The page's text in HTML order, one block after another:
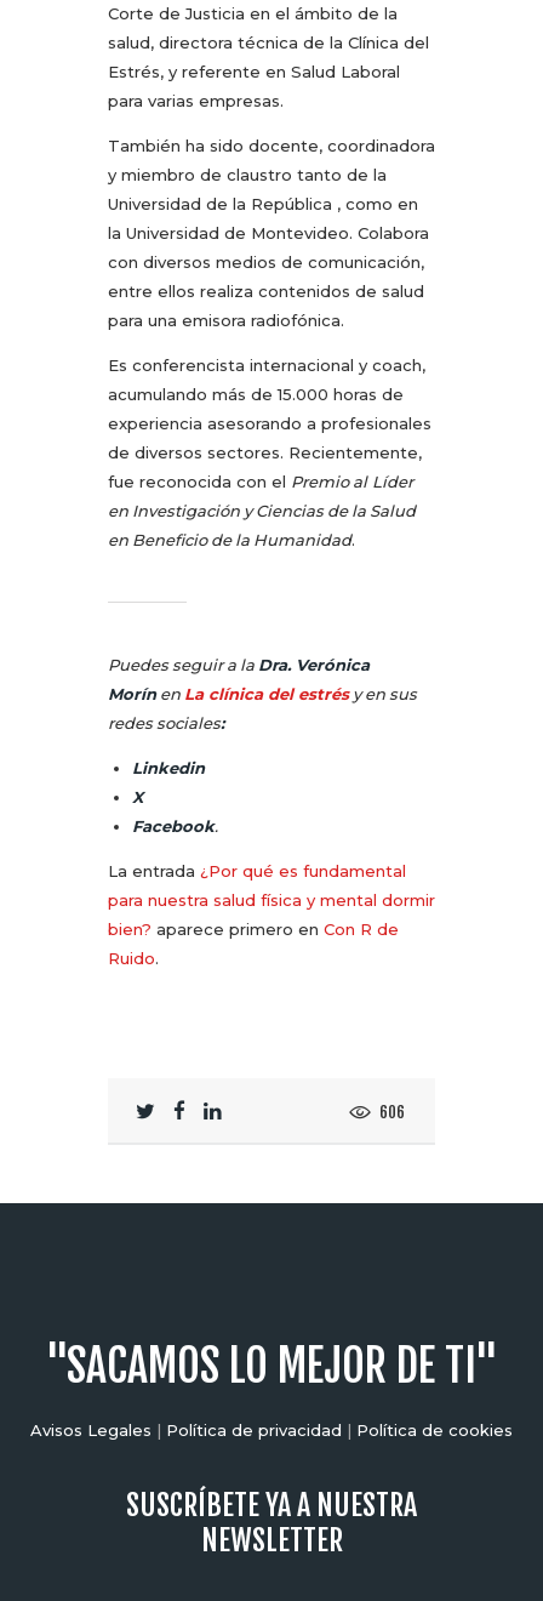
Corte de Justicia en el ámbito de la
salud, directora técnica de la Clínica del
Estrés, y referente en Salud Laboral
para varias empresas.
También ha sido docente, coordinadora
y miembro de claustro tanto de la
Universidad de la República , como en
la Universidad de Montevideo. Colabora
con diversos medios de comunicación,
entre ellos realiza contenidos de salud
para una emisora radiofónica.
Es conferencista internacional y coach,
acumulando más de 15.000 horas de
experiencia asesorando a profesionales
de diversos sectores. Recientemente,
fue reconocida con el Premio al Líder
en Investigación y Ciencias de la Salud
en Beneficio de la Humanidad.
Puedes seguir a la Dra. Verónica
Morínen La clínica del estrésy en sus
redes sociales:
Linkedin
X
Facebook.
La entrada ¿Por qué es fundamental
para nuestra salud física y mental dormir
bien? aparece primero en Con R de
Ruido.
606
"SACAMOS LO MEJOR DE TI"
Avisos Legales | Política de privacidad | Política de cookies
SUSCRÍBETE YA A NUESTRA
NEWSLETTER